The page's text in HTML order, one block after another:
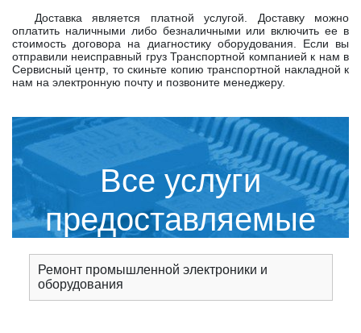
Доставка является платной услугой. Доставку можно
оплатить наличными либо безналичными или включить ее в
стоимость договора на диагностику оборудования. Если вы
отправили неисправный груз Транспортной компанией к нам в
Сервисный центр, то скиньте копию транспортной накладной к
нам на электронную почту и позвоните менеджеру.
Все услуги
предоставляемые
сервисным центром
Ремонт промышленной электроники и
оборудования